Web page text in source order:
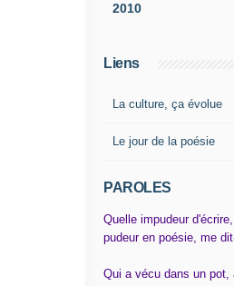
2010
Liens
La culture, ça évolue
Le jour de la poésie
PAROLES
Quelle impudeur
pudeur en poésie, me
Qui a vécu dans un pot,